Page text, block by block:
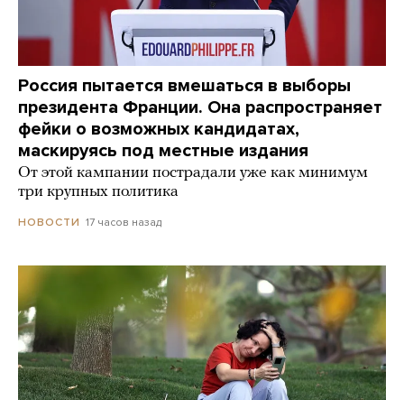
Россия пытается вмешаться в выборы
президента Франции. Она распространяет
фейки о возможных кандидатах,
маскируясь под местные издания
От этой кампании пострадали уже как минимум
три крупных политика
НОВОСТИ 17 часов назад